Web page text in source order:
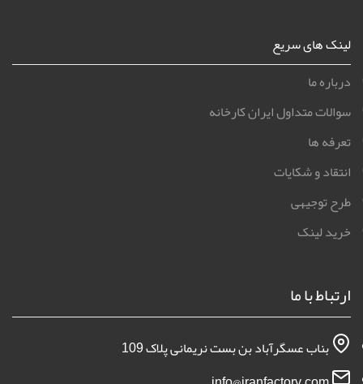
لینک های سریع
درباره ما
سوالات متداول ایران کارخانه
تعرفه ها
انتقاد و شکایات
طرح توجیهی
خرید لینک
ارتباط با ما
بناب عسگرآباد بن بست نریمانی پلاک 109